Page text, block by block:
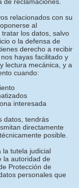
relacionados con su
al
los datos, salvo
o la defensa de
derecho a recibir
hayas facilitado y
lectura mecánica, y a
cuando:
interesada
datos, tendrás
directamente
posible.
la tutela judicial
la autoridad de
Protección de
personales que